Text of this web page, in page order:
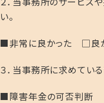
い。
■非常に良かった □良
３．当事務所に求めてい
■障害年金の可否判断